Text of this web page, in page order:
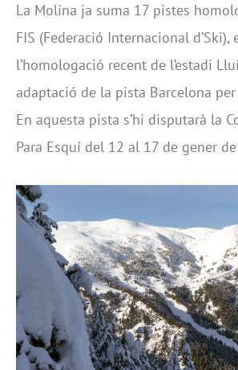
La Molina ja suma 17 pistes
FIS (Federació Internacional d’Ski),
l’homologació recent de l’estadi
adaptació de la pista Barcelona
En aquesta pista s’hi disputarà la
Para Esquí del 12 al 17 de gener